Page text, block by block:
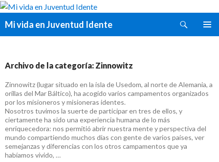
Mi vida en Juventud Idente
Archivo de la categoría: Zinnowitz
Zinnowitz (lugar situado en la isla de Usedom, al norte de Alemania, a
orillas del Mar Báltico), ha acogido varios campamentos organizados
por los misioneros y misioneras identes.
Nosotros tuvimos la suerte de participar en tres de ellos, y
ciertamente ha sido una experiencia humana de lo más
enriquecedora: nos permitió abrir nuestra mente y perspectiva del
mundo compartiendo muchos días con gente de varios países, ver
semejanzas y diferencias con los otros campamentos que ya
habíamos vivido, …